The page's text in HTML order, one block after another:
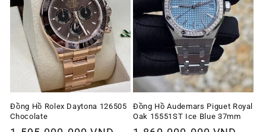
Đồng Hồ Rolex Daytona 126505
Chocolate
Đồng Hồ Audemars Piguet Royal
Oak 15551ST Ice Blue 37mm